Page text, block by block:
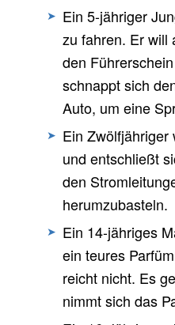
Ein 5-jähriger
zu fahren. Er will
den
schnappt sich
Auto, um eine
Ein Zwölfjähriger
und entschließt
den
herumzubasteln.
Ein 14-jähriges
ein teures
reicht nicht. Es
nimmt sich das